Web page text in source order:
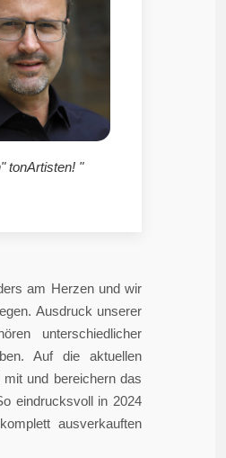
tonArtisten! "
am Herzen und wir
Ausdruck unserer
unterschiedlicher
Auf die aktuellen
und bereichern das
eindrucksvoll in 2024
ausverkauften